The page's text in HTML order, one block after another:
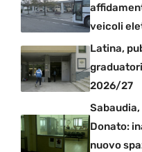
veicoli
Latina,
2026/27
Sabaudia,
Donato:
nuovo